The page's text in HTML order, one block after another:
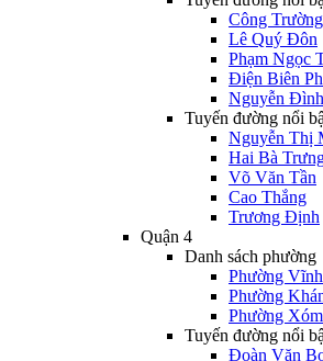
Công
Lê Quý Đôn
Phạm Ngọc
Điện Biên
Nguyễn
Tuyến đường nổi
Nguyễn Thị
Hai Bà
Võ Văn Tần
Cao Thắng
Trương Định
Quận 4
Danh sách phường
Phường
Phường
Phường
Tuyến đường nổi
Đoàn Văn